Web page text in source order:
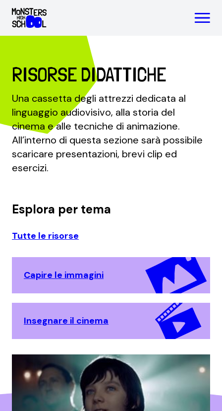
RISORSE DIDATTICHE
Una cassetta degli attrezzi dedicata al
linguaggio audiovisivo, alla storia del
cinema e alle tecniche di animazione.
All’interno di questa sezione sarà possibile
scaricare presentazioni, brevi clip ed
esercizi.
Esplora per tema
Tutte le risorse
Capire le immagini
Insegnare il cinema